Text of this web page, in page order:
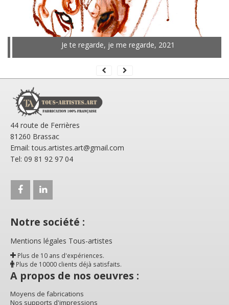
Je te regarde, je me regarde, 2021
44 route de Ferrières
81260 Brassac
Email: tous.artistes.art@gmail.com
Tel: 09 81 92 97 04
Notre société :
Mentions légales Tous-artistes
Plus de 10 ans d'expériences.
Plus de 10000 clients déjà satisfaits.
A propos de nos oeuvres :
Moyens de fabrications
Nos supports d'impressions